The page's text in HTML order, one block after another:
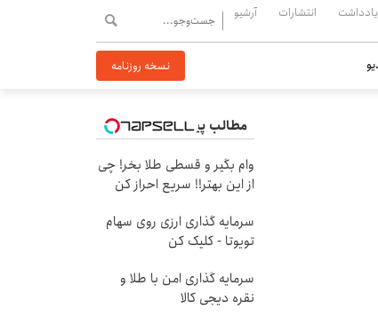
یادداشت انتشارات آرشیو
نسخه روزنامه
مطالب پیشنهادی
وام بگیر و قسطی طلا بخر! چی
از این بهتر!! سریع احراز کن
سرمایه گذاری ارزی روی سهام
تویوتا - کلیک کن
سرمایه گذاری امن با طلا و
نقره دیجی کالا